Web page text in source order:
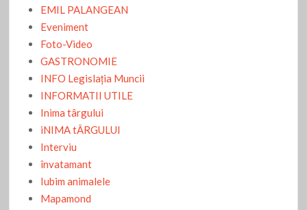
EMIL PALANGEAN
Eveniment
Foto-Video
GASTRONOMIE
INFO Legislaţia Muncii
INFORMATII UTILE
Inima târgului
iNIMA tÂRGULUI
Interviu
învatamant
Iubim animalele
Mapamond